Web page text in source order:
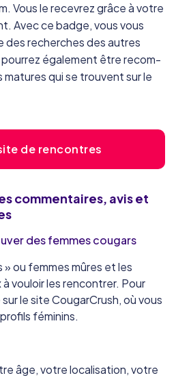
Vous le recevrez grâce à votre
Avec ce badge, vous vous
recherches des autres
également être recom-
matures qui se trouvent sur le
de rencontres
commentaires, avis et
des femmes cougars
» ou femmes mûres et les
vouloir les rencontrer. Pour
le site CougarCrush, où vous
féminins.
âge, votre localisation, votre